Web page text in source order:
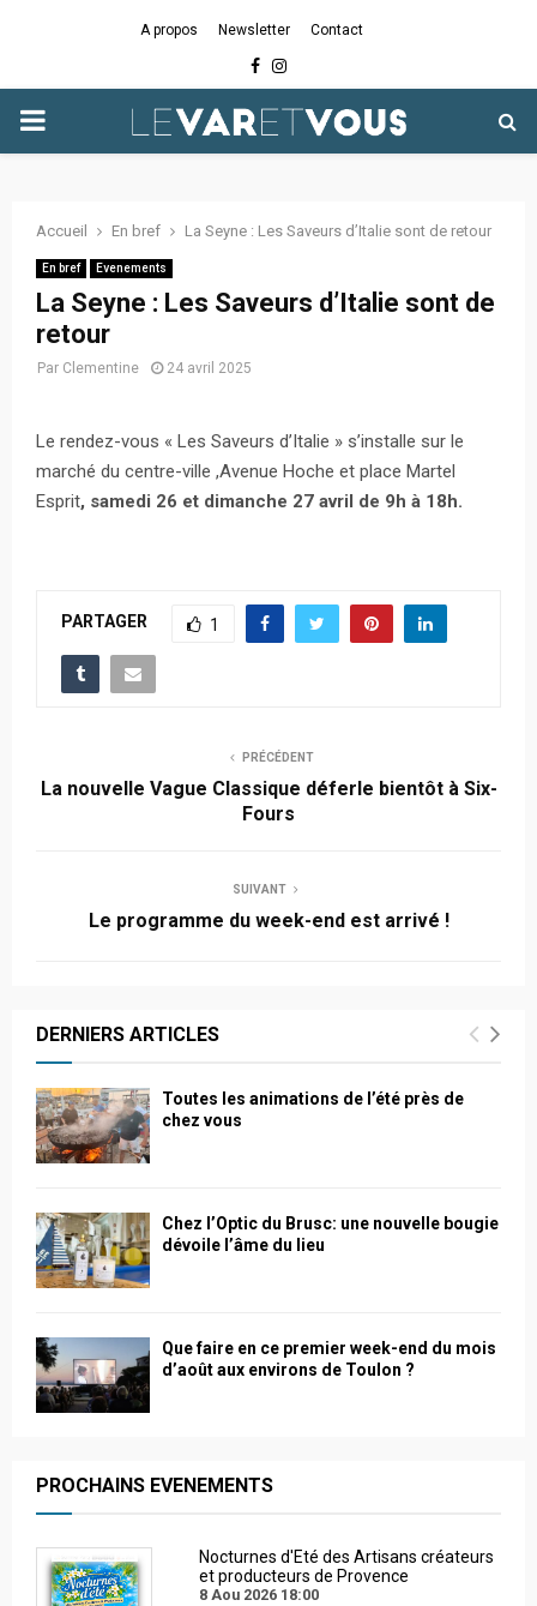
A propos Newsletter Contact
Facebook
Instagram
PRIMARY
Accueil En bref La Seyne : Les Saveurs d’Italie sont de retour
En bref Evenements
La Seyne : Les Saveurs d’Italie sont de
retour
Par Clementine 24 avril 2025
Le rendez-vous « Les Saveurs d’Italie » s’installe sur le
marché du centre-ville ,Avenue Hoche et place Martel
Esprit, samedi 26 et dimanche 27 avril de 9h à 18h.
PARTAGER 1
PRÉCÉDENT
La nouvelle Vague Classique déferle bientôt à Six-
Fours
SUIVANT
Le programme du week-end est arrivé !
DERNIERS ARTICLES
Toutes les animations de l’été près de
chez vous
Chez l’Optic du Brusc: une nouvelle bougie
dévoile l’âme du lieu
Que faire en ce premier week-end du mois
d’août aux environs de Toulon ?
PROCHAINS EVENEMENTS
Nocturnes d'Eté des Artisans créateurs
et producteurs de Provence
8 Aou 2026 18:00